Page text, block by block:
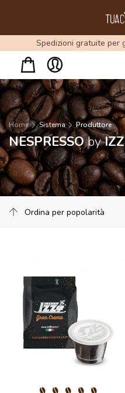
Spedizioni gratuite per
Home Sistema Produttore
NESPRESSOby